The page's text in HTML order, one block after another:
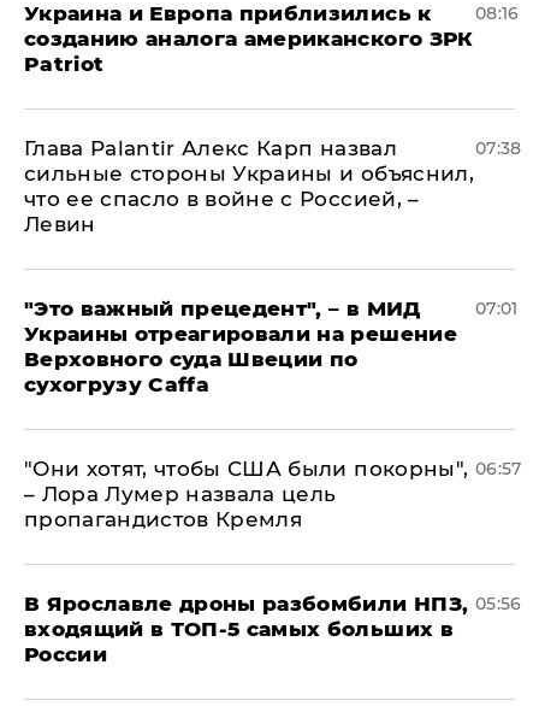
Украина и Европа приблизились к
созданию аналога американского ЗРК
Patriot
08:16
Глава Palantir Алекс Карп назвал
сильные стороны Украины и объяснил,
что ее спасло в войне с Россией, –
Левин
07:38
"Это важный прецедент", – в МИД
Украины отреагировали на решение
Верховного суда Швеции по
сухогрузу Caffa
07:01
"Они хотят, чтобы США были покорны",
– Лора Лумер назвала цель
пропагандистов Кремля
06:57
В Ярославле дроны разбомбили НПЗ,
входящий в ТОП-5 самых больших в
России
05:56